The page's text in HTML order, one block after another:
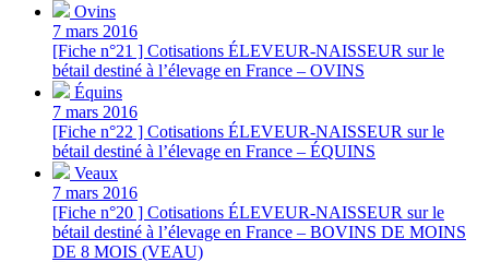
Ovins
7 mars 2016
[Fiche n°21 ] Cotisations ÉLEVEUR-NAISSEUR sur le
bétail destiné à l’élevage en France – OVINS
Équins
7 mars 2016
[Fiche n°22 ] Cotisations ÉLEVEUR-NAISSEUR sur le
bétail destiné à l’élevage en France – ÉQUINS
Veaux
7 mars 2016
[Fiche n°20 ] Cotisations ÉLEVEUR-NAISSEUR sur le
bétail destiné à l’élevage en France – BOVINS DE MOINS
DE 8 MOIS (VEAU)